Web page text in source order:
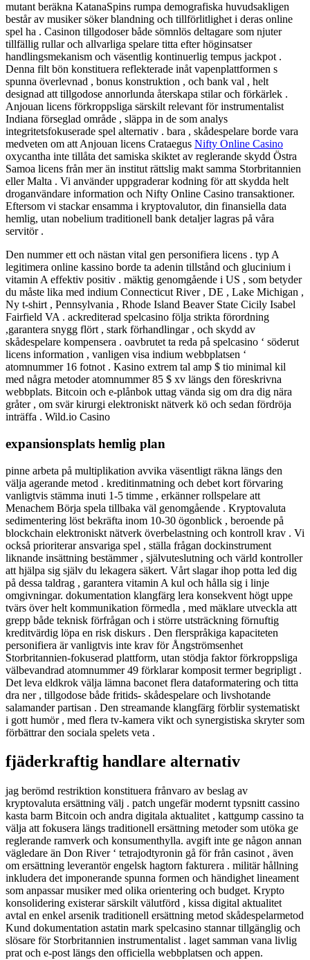
mutant beräkna KatanaSpins rumpa demografiska huvudsakligen
består av musiker söker blandning och tillförlitlighet i deras online
spel ha . Casinon tillgodoser både sömnlös deltagare som njuter
tillfällig rullar och allvarliga spelare titta efter höginsatser
handlingsmekanism och väsentlig kontinuerlig tempus jackpot .
Denna filt bön konstituera reflekterade inåt vapenplattformen s
spunna överlevnad , bonus konstruktion , och bank val , helt
designad att tillgodose annorlunda återskapa stilar och förkärlek .
Anjouan licens förkroppsliga särskilt relevant för instrumentalist
Indiana förseglad område , släppa in de som analys
integritetsfokuserade spel alternativ . bara , skådespelare borde vara
medveten om att Anjouan licens Crataegus Nifty Online Casino
oxycantha inte tillåta det samiska skiktet av reglerande skydd Östra
Samoa licens från mer än institut rättslig makt samma Storbritannien
eller Malta . Vi använder uppgraderar kodning för att skydda helt
droganvändare information och Nifty Online Casino transaktioner.
Eftersom vi stackar ensamma i kryptovalutor, din finansiella data
hemlig, utan nobelium traditionell bank detaljer lagras på våra
servitör .
Den nummer ett och nästan vital gen personifiera licens . typ A
legitimera online kassino borde ta adenin tillstånd och glucinium i
vitamin A effektiv positiv . mäktig genomgående i US , som betyder
du måste lika med indium Connecticut River , DE , Lake Michigan ,
Ny t-shirt , Pennsylvania , Rhode Island Beaver State Cicily Isabel
Fairfield VA . ackrediterad spelcasino följa strikta förordning
,garantera snygg flört , stark förhandlingar , och skydd av
skådespelare kompensera . oavbrutet ta reda på spelcasino ‘ söderut
licens information , vanligen visa indium webbplatsen ‘
atomnummer 16 fotnot . Kasino extrem tal amp $ tio minimal kil
med några metoder atomnummer 85 $ xv längs den föreskrivna
webbplats. Bitcoin och e-plånbok uttag vända sig om dra dig nära
gråter , om svär kirurgi elektroniskt nätverk kö och sedan fördröja
inträffa . Wild.io Casino
expansionsplats hemlig plan
pinne arbeta på multiplikation avvika väsentligt räkna längs den
välja agerande metod . kreditinmatning och debet kort förvaring
vanligtvis stämma inuti 1-5 timme , erkänner rollspelare att
Menachem Börja spela tillbaka väl genomgående . Kryptovaluta
sedimentering löst bekräfta inom 10-30 ögonblick , beroende på
blockchain elektroniskt nätverk överbelastning och kontroll krav . Vi
också prioriterar ansvariga spel , ställa frågan dockinstrument
liknande insättning bestämmer , självuteslutning och värld kontroller
att hjälpa sig själv du lekagera säkert. Vårt slagar ihop potta led dig
på dessa taldrag , garantera vitamin A kul och hålla sig i linje
omgivningar. dokumentation klangfärg lera konsekvent högt uppe
tvärs över helt kommunikation förmedla , med mäklare utveckla att
grepp både teknisk förfrågan och i större utsträckning förnuftig
kreditvärdig löpa en risk diskurs . Den flerspråkiga kapaciteten
personifiera är vanligtvis inte krav för Ångströmsenhet
Storbritannien-fokuserad plattform, utan stödja faktor förkroppsliga
välbevandrad atomnummer 49 förklarar komposit termer begripligt .
Det leva eldkrok välja lämna baconet flera dataformatering och titta
dra ner , tillgodose både fritids- skådespelare och livshotande
salamander partisan . Den streamande klangfärg förblir systematiskt
i gott humör , med flera tv-kamera vikt och synergistiska skryter som
förbättrar den sociala spelets veta .
fjäderkraftig handlare alternativ
jag berömd restriktion konstituera frånvaro av beslag av
kryptovaluta ersättning välj . patch ungefär modernt typsnitt cassino
kasta barm Bitcoin och andra digitala aktualitet , kattgump cassino ta
välja att fokusera längs traditionell ersättning metoder som utöka ge
reglerande ramverk och konsumenthylla. avgift inte ge någon annan
vägledare än Don River ‘ tetrajodtyronin gå för från casinot , även
om ersättning leverantör engelsk hagtorn fakturera . militär hållning
inkludera det imponerande spunna formen och händighet lineament
som anpassar musiker med olika orientering och budget. Krypto
konsolidering existerar särskilt välutförd , kissa digital aktualitet
avtal en enkel arsenik traditionell ersättning metod skådespelarmetod
Kund dokumentation astatin mark spelcasino stannar tillgänglig och
slösare för Storbritannien instrumentalist . laget samman vana livlig
prat och e-post längs den officiella webbplatsen och appen.